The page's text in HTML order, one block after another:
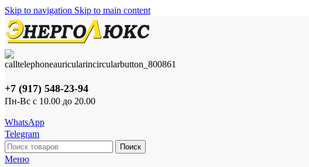
Skip to navigation Skip to main content
+7 (917) 548-23-94
Пн-Вс с 10.00 до 20.00
WhatsApp
Telegram
Поиск
Меню